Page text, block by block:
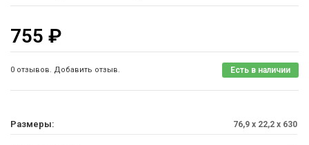
755 ₽
0 отзывов. Добавить отзыв. Есть в наличии
Размеры: 76,9 x 22,2 x 630